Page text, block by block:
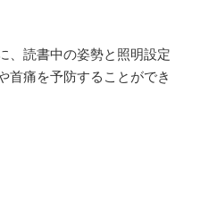
、読書中の姿勢と照明設定
首痛を予防することができ